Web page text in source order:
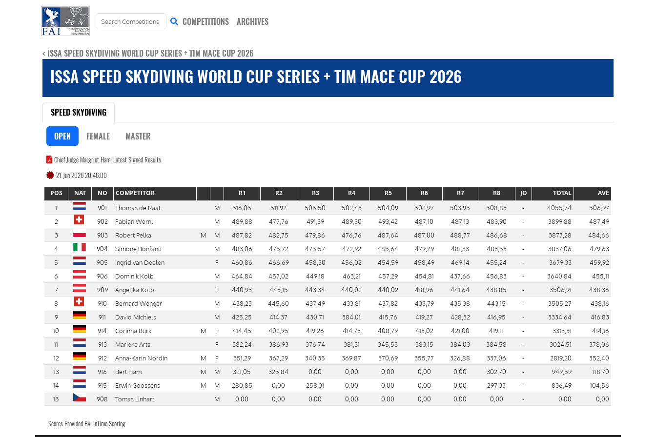
COMPETITIONS ARCHIVES
< ISSA SPEED SKYDIVING WORLD CUP SERIES + TIM MACE CUP 2026
ISSA SPEED SKYDIVING WORLD CUP SERIES + TIM MACE CUP 2026
SPEED SKYDIVING
OPEN FEMALE MASTER
Chief Judge Margriet Ham: Latest Signed Results
21 Jun 2026 20:46:00
POS NAT NO COMPETITOR R1 R2 R3 R4 R5 R6 R7 R8 JO TOTAL AVE
1 901 Thomas de Raat M 516,05 511,92 505,50 502,43 504,09 502,97 503,95 508,83 - 4055,74
506,97
2
902 Fabian Wernli M 489,88 477,76 491,39 489,30 493,42 487,10 487,13 483,90 - 3899,88
487,49
3
903 Robert Pelka M M 487,82 482,75 479,86 476,76 487,64 487,00 488,77 486,68 - 3877,28
484,66
4
904 Simone Bonfanti M 483,06 475,72 475,57 472,92 485,64 479,29 481,33 483,53 - 3837,06
479,63
5
905 Ingrid van Deelen F 460,86 466,69 458,30 456,02 454,59 458,49 469,14 455,24 - 3679,33
459,92
6
906 Dominik Kolb M 464,84 457,02 449,18 463,21 457,29 454,81 437,66 456,83 - 3640,84
455,11
7
909 Angelika Kolb F 440,93 443,15 443,34 440,02 440,02 418,96 441,64 438,85 - 3506,91
438,36
8
910 Bernard Wenger M 438,23 445,60 437,49 433,81 437,82 433,79 435,38 443,15 - 3505,27
438,16
9
911 David Michiels M 425,25 414,37 430,71 384,01 415,76 419,27 428,32 416,95 - 3334,64
416,83
10
914 Corinna Burk M F 414,45 402,95 419,26 414,73 408,79 413,02 421,00 419,11 - 3313,31
414,16
11
913 Marieke Arts F 382,24 386,93 376,74 381,31 345,53 383,15 384,03 384,58 - 3024,51
378,06
12
912 Anna-Karin Nordin M F 351,29 367,29 340,35 369,87 370,69 355,77 326,88 337,06 - 2819,20
352,40
13
916 Bert Ham M M 321,05 325,84 0,00 0,00 0,00 0,00 0,00 302,70 - 949,59
118,70
14
915 Erwin Goossens M M 280,85 0,00 258,31 0,00 0,00 0,00 0,00 297,33 - 836,49
104,56
15
908 Tomas Linhart M 0,00 0,00 0,00 0,00 0,00 0,00 0,00 0,00 - 0,00 0,00
Scores Provided By: InTime Scoring